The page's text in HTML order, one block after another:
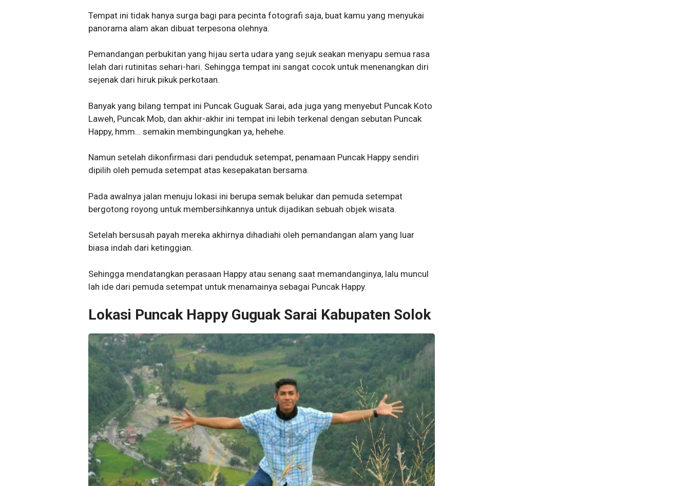
Tempat ini tidak hanya surga bagi para pecinta fotografi saja, buat kamu yang menyukai
panorama alam akan dibuat terpesona olehnya.
Pemandangan perbukitan yang hijau serta udara yang sejuk seakan menyapu semua rasa
lelah dari rutinitas sehari-hari. Sehingga tempat ini sangat cocok untuk menenangkan diri
sejenak dari hiruk pikuk perkotaan.
Banyak yang bilang tempat ini Puncak Guguak Sarai, ada juga yang menyebut Puncak Koto
Laweh, Puncak Mob, dan akhir-akhir ini tempat ini lebih terkenal dengan sebutan Puncak
Happy, hmm… semakin membingungkan ya, hehehe.
Namun setelah dikonfirmasi dari penduduk setempat, penamaan Puncak Happy sendiri
dipilih oleh pemuda setempat atas kesepakatan bersama.
Pada awalnya jalan menuju lokasi ini berupa semak belukar dan pemuda setempat
bergotong royong untuk membersihkannya untuk dijadikan sebuah objek wisata.
Setelah bersusah payah mereka akhirnya dihadiahi oleh pemandangan alam yang luar
biasa indah dari ketinggian.
Sehingga mendatangkan perasaan Happy atau senang saat memandanginya, lalu muncul
lah ide dari pemuda setempat untuk menamainya sebagai Puncak Happy.
Lokasi Puncak Happy Guguak Sarai Kabupaten Solok